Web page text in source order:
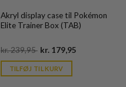
Akryl display case til Pokémon
Elite Trainer Box (TAB)
kr.239,95 Original
was:
kr. 239,95.
kr.179,95Current
TILFØJ TIL KURV